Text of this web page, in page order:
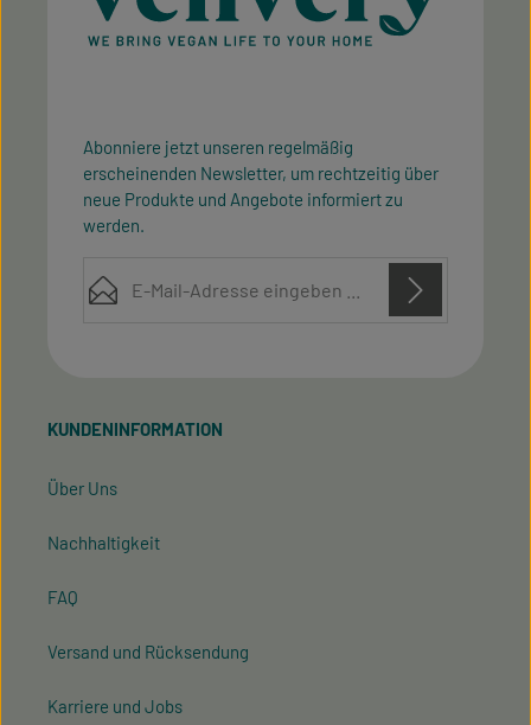
Abonniere jetzt unseren regelmäßig
erscheinenden Newsletter, um rechtzeitig über
neue Produkte und Angebote informiert zu
werden.
mit ihnen einverstanden.
KUNDENINFORMATION
Über Uns
Nachhaltigkeit
FAQ
Versand und Rücksendung
Karriere und Jobs